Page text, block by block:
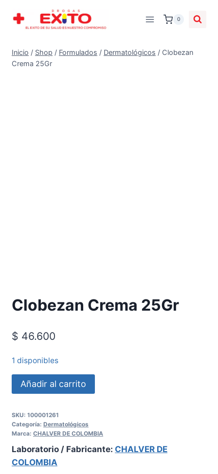
0
Inicio / Shop / Formulados / Dermatológicos / Clobezan
Crema 25Gr
Clobezan Crema 25Gr
$ 46.600
1 disponibles
Añadir al carrito
SKU: 100001261
Categoría: Dermatológicos
Marca: CHALVER DE COLOMBIA
Laboratorio / Fabricante: CHALVER DE
COLOMBIA